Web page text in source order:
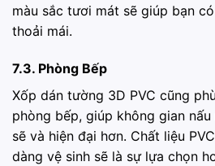
màu sắc tươi mát sẽ giúp bạn
thoải mái.
7.3. Phòng Bếp
Xốp dán tường 3D PVC cũng
phòng bếp, giúp không gian
sẽ và hiện đại hơn. Chất liệu
dàng vệ sinh sẽ là sự lựa chọn